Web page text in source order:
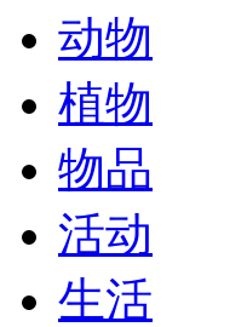
动物
植物
物品
活动
生活